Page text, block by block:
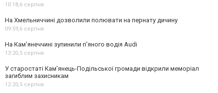
10:18,6 серпня
На Хмельниччині дозволили полювати на пернату дичину
09:59,6 серпня
На Камʼянеччині зупинили п'яного водія Audi
13:20,5 серпня
У старостаті Кам’янець-Подільської громади відкрили меморіал
загиблим захисникам
12:20,5 серпня